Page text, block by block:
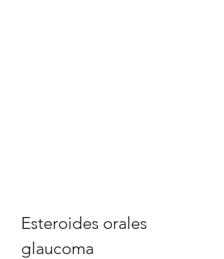
Esteroides orales
glaucoma